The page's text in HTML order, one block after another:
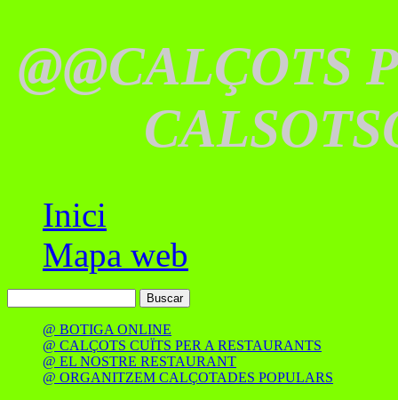
@@CALÇOTS
Inici
Mapa web
@ BOTIGA ONLINE
@ CALÇOTS CUÏTS PER A RESTAURANTS
@ EL NOSTRE RESTAURANT
@ ORGANITZEM CALÇOTADES POPULARS